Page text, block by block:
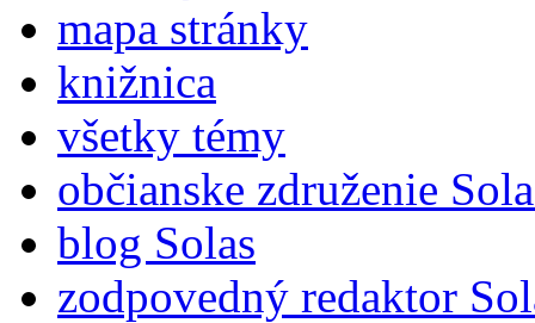
mapa stránky
knižnica
všetky témy
občianske združenie
blog Solas
zodpovedný redaktor